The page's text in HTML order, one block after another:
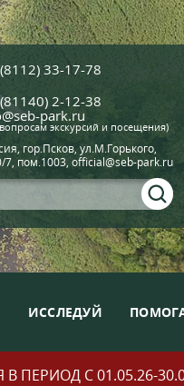
33-17-78
2-12-38
park.ru
экскурсий и посещения)
гор.Псков, ул.М.Горького,
7, пом.1003, official@seb-park.ru
ИССЛЕДУЙ
С 01.05.26-